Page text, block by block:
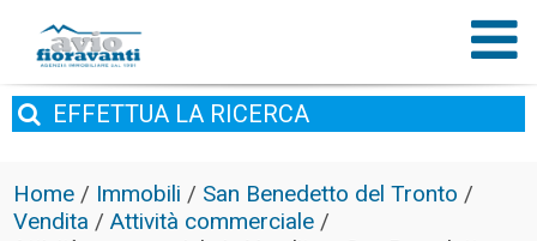
EFFETTUA LA RICERCA
Home / Immobili / San Benedetto del Tronto /
Vendita /Attività commerciale /